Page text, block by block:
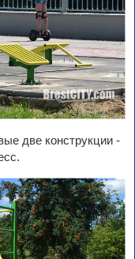
две конструкции -